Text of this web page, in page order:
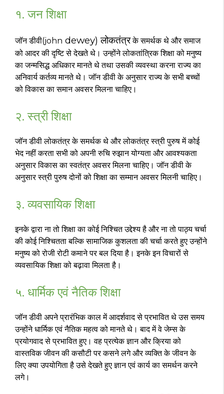
१. जन शिक्षा
जॉन डीवी(john dewey) लोकतंत्रके समर्थक थे और समाज
को आदर की दृष्टि से देखते थे। उन्होंने लोकतांत्रिक शिक्षा को मनुष्य
का जन्मसिद्ध अधिकार मानते थे तथा उसकी व्यवस्था करना राज्य का
अनिवार्य कर्तव्य मानते थे। जॉन डीवी के अनुसार राज्य के सभी बच्चों
को विकास का समान अवसर मिलना चाहिए।
२. स्त्री शिक्षा
जॉन डीवी लोकतंत्र के समर्थक थे और लोकतंत्र स्त्री पुरुष में कोई
भेद नहीं करता सभी को अपनी रुचि रुझान योग्यता और आवश्यकता
अनुसार विकास का स्वतंत्र अवसर मिलना चाहिए। जॉन डीवी के
अनुसार स्त्री पुरुष दोनों को शिक्षा का सम्मान अवसर मिलनी चाहिए।
३. व्यवसायिक शिक्षा
इनके द्वारा ना तो शिक्षा का कोई निश्चित उद्देश्य है और ना तो पाठ्य चर्चा
की कोई निश्चितता बल्कि सामाजिक कुशलता की चर्चा करते हुए उन्होंने
मनुष्य को रोजी रोटी कमाने पर बल दिया है। इनके इन विचारों से
व्यवसायिक शिक्षा को बढ़ावा मिलता है।
५. धार्मिक एवं नैतिक शिक्षा
जॉन डीवी अपने प्रारंभिक काल में आदर्शवाद से प्रभावित थे उस समय
उन्होंने धार्मिक एवं नैतिक महत्व को मानते थे। बाद में वे जेम्स के
प्रयोगवाद से प्रभावित हुए। वह प्रत्येक ज्ञान और क्रिया को
वास्तविक जीवन की कसौटी पर कसने लगे और व्यक्ति के जीवन के
लिए क्या उपयोगिता है उसे देखते हुए ज्ञान एवं कार्य का समर्थन करने
लगे।